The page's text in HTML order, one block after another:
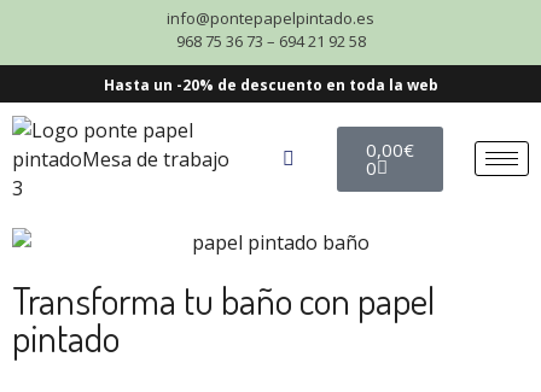
info@pontepapelpintado.es
968 75 36 73 – 694 21 92 58
Hasta un -20% de descuento en toda la web
0,00€
0
Transforma tu baño con papel
pintado